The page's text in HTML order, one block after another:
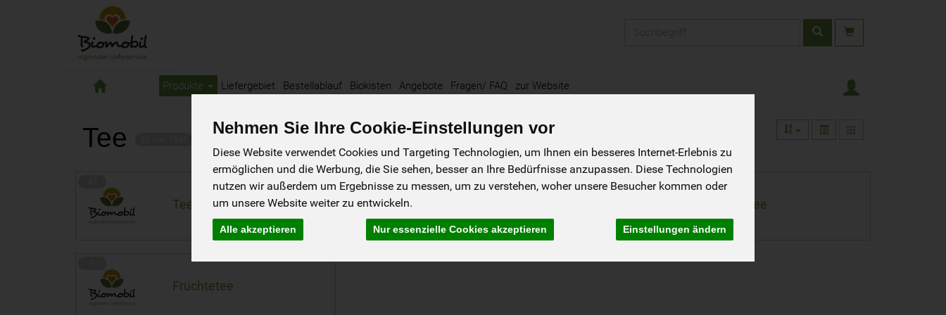
Nehmen Sie Ihre Cookie-Einstellungen vor
Diese Website verwendet Cookies und Targeting Technologien, um Ihnen ein besseres Internet-Erlebnis zu
ermöglichen und die Werbung, die Sie sehen, besser an Ihre Bedürfnisse anzupassen. Diese Technologien
nutzen wir außerdem um Ergebnisse zu messen, um zu verstehen, woher unsere Besucher kommen oder
um unsere Website weiter zu entwickeln.
Alle akzeptieren Nur essenzielle Cookies akzeptieren Einstellungen ändern
Biomobil Produkte Liefergebiet Bestellablauf Biokisten Angebote Fragen/ FAQ zur Website
Tee
Teemischungen
17
Kräutertee
Früchtetee